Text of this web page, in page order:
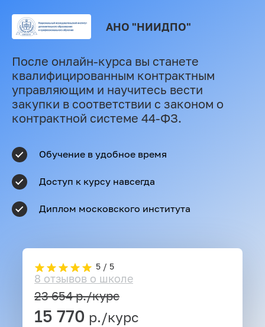
АНО "НИИДПО"
После онлайн-курса вы станете
квалифицированным контрактным
управляющим и научитесь вести
закупки в соответствии с законом о
контрактной системе 44-ФЗ.
Обучение в удобное время
Доступ к курсу навсегда
Диплом московского института
5 / 5
8 отзывов о школе
23 654р./курс
15 770 р./курс